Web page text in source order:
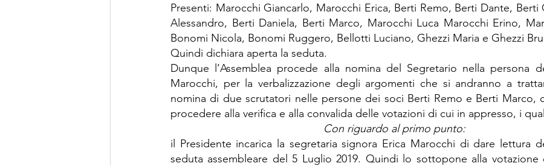
Presenti: Marocchi Giancarlo, Marocchi Erica, Berti Remo, Berti Dante, Berti
Alessandro, Berti Daniela, Berti Marco, Marocchi Luca Marocchi Erino,
Bonomi Nicola, Bonomi Ruggero, Bellotti Luciano, Ghezzi Maria e Ghezzi
Quindi dichiara aperta la seduta.
Dunque l’Assemblea procede alla nomina del Segretario nella persona
Marocchi, per la verbalizzazione degli argomenti che si andranno a
nomina di due scrutatori nelle persone dei soci Berti Remo e Berti Marco,
procedere alla verifica e alla convalida delle votazioni di cui in appresso, i
Con riguardo al primo punto:
il Presidente incarica la segretaria signora Erica Marocchi di dare lettura
seduta assembleare del 5 Luglio 2019. Quindi lo sottopone alla votazione